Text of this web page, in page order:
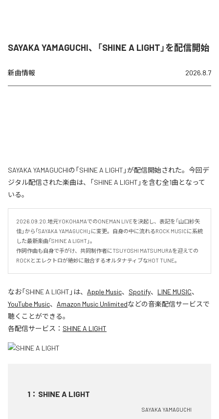
SAYAKA YAMAGUCHI、「SHINE A LIGHT」を配信開始
新曲情報 2026.8.7
SAYAKA YAMAGUCHIの「SHINE A LIGHT」が配信開始された。今回デ
ジタル配信された楽曲は、「SHINE A LIGHT」を含む全1曲となって
いる。
2026.09.20.地元YOKOHAMAでのONEMAN LIVEを決起し、表記を「山口紗矢
佳」から「SAYAKA YAMAGUCHI」に変更。自身の中に流れるROCK MUSICに系統
した最新楽曲「SHINE A LIGHT」。
作詞作曲も自身で手がけ、共同制作者にTSUYOSHI MATSUMURAを迎えての
ROCKとエレクトロが絶妙に融合するオルタナティブなHOT TUNE。
なお「SHINE A LIGHT 」は、 Apple Music、 Spotify、 LINE MUSIC、
YouTube Music、 Amazon Music Unlimitedなどの音楽配信サービスで
聴くことができる。
各配信サービス： SHINE A LIGHT
1 ： SHINE A LIGHT
SAYAKA YAMAGUCHI